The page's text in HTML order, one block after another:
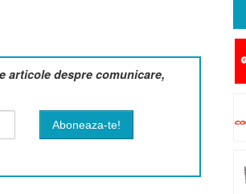
articole despre comunicare,